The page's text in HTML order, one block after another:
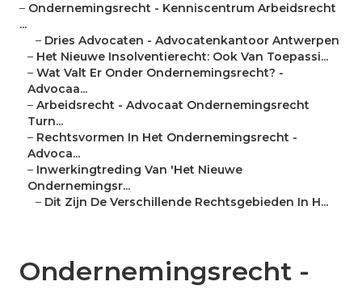
– Ondernemingsrecht - Kenniscentrum Arbeidsrecht
...
– Dries Advocaten - Advocatenkantoor Antwerpen
– Het Nieuwe Insolventierecht: ​Ook Van Toepassi...
– Wat Valt Er Onder Ondernemingsrecht? -
Advocaa...
– Arbeidsrecht - Advocaat Ondernemingsrecht
Turn...
– Rechtsvormen In Het Ondernemingsrecht -
Advoca...
– Inwerkingtreding Van 'Het Nieuwe
Ondernemingsr...
– Dit Zijn De Verschillende Rechtsgebieden In H...
Ondernemingsrecht -